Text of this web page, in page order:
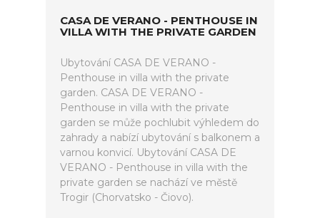
CASA DE VERANO - PENTHOUSE IN
VILLA WITH THE PRIVATE GARDEN
Ubytování CASA DE VERANO -
Penthouse in villa with the private
garden. CASA DE VERANO -
Penthouse in villa with the private
garden se může pochlubit výhledem do
zahrady a nabízí ubytování s balkonem a
varnou konvicí. Ubytování CASA DE
VERANO - Penthouse in villa with the
private garden se nachází ve městě
Trogir (Chorvatsko - Čiovo).